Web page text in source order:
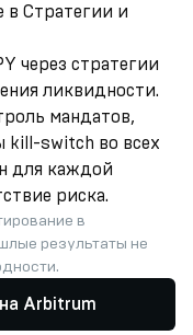
в Стратегии и
через стратегии
ликвидности.
мандатов,
kill-switch во всех
для каждой
риска.
в
результаты не
Arbitrum